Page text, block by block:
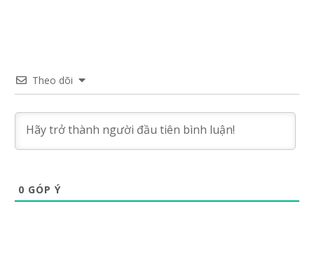
Theo dõi
0 GÓP Ý